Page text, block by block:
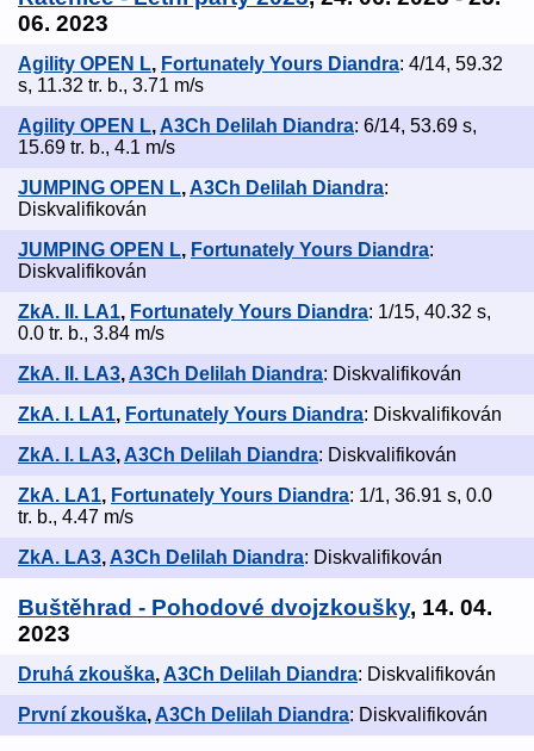
06. 2023
Agility OPEN L, Fortunately Yours Diandra: 4/14, 59.32
s, 11.32 tr. b., 3.71 m/s
Agility OPEN L, A3Ch Delilah Diandra: 6/14, 53.69 s,
15.69 tr. b., 4.1 m/s
JUMPING OPEN L,A3Ch Delilah Diandra:
Diskvalifikován
JUMPING OPEN L, Fortunately Yours Diandra:
Diskvalifikován
ZkA. II. LA1, Fortunately Yours Diandra: 1/15, 40.32 s,
0.0 tr. b., 3.84 m/s
ZkA. II. LA3, A3Ch Delilah Diandra: Diskvalifikován
ZkA. I. LA1, Fortunately Yours Diandra: Diskvalifikován
ZkA. I. LA3, A3Ch Delilah Diandra: Diskvalifikován
ZkA. LA1, Fortunately Yours Diandra: 1/1, 36.91 s, 0.0
tr. b., 4.47 m/s
ZkA. LA3, A3Ch Delilah Diandra: Diskvalifikován
Buštěhrad - Pohodové dvojzkoušky, 14. 04.
2023
Druhá zkouška,A3Ch Delilah Diandra: Diskvalifikován
První zkouška, A3Ch Delilah Diandra: Diskvalifikován